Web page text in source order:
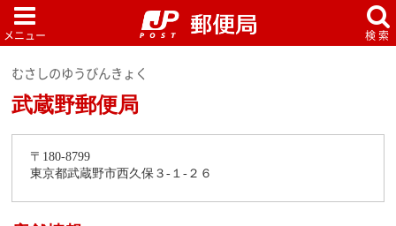
むさしのゆうびんきょく
武蔵野郵便局
〒180-8799
東京都武蔵野市西久保３-１-２６